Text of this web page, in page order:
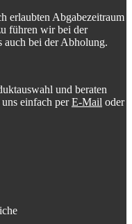
erlaubten Abgabezeitraum
führen wir bei der
auch bei der Abholung.
und beraten
einfach perE-Mail oder